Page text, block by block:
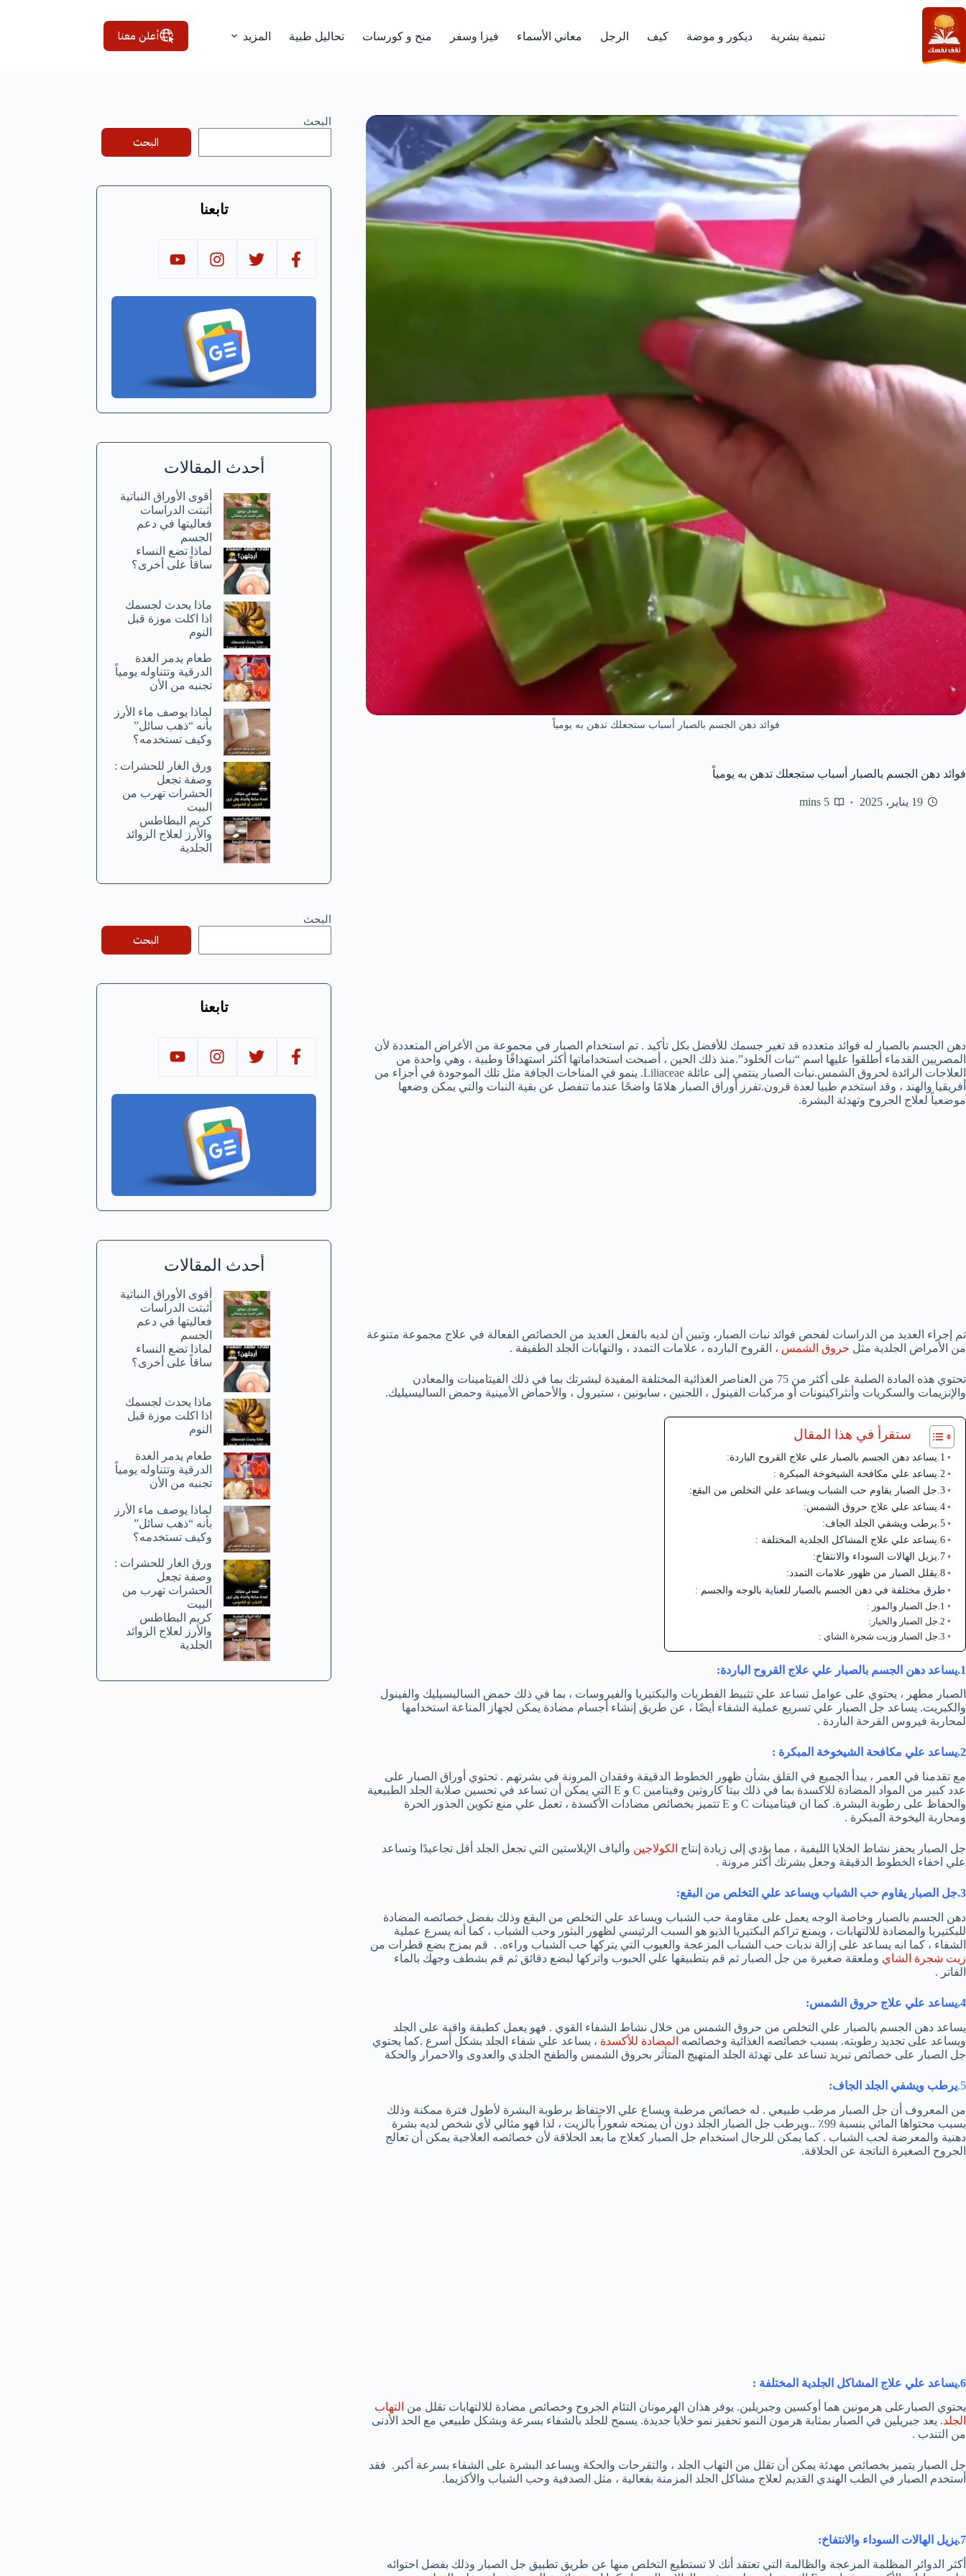
التجاوز
إلى
المحتوى
تنمية بشرية ديكور و موضة كيف الرجل معاني الأسماء فيزا وسفر منح و كورسات تحاليل طبية المزيد أعلن معنا
فوائد دهن الجسم بالصبار أسباب ستجعلك تدهن به يومياً
فوائد دهن الجسم بالصبار أسباب ستجعلك تدهن به يومياً
19 يناير، 2025 5 mins
دهن الجسم بالصبار له فوائد متعدده قد تغير جسمك للأفضل بكل تأكيد . تم استخدام الصبار في مجموعة من الأغراض المتعددة لأن
المصريين القدماء أطلقوا عليها اسم “نبات الخلود”.منذ ذلك الحين ، أصبحت استخداماتها أكثر استهدافًا وطبية ، وهي واحدة من
العلاجات الرائدة لحروق الشمس.نبات الصبار ينتمي إلى عائلة Liliaceae. ينمو في المناخات الجافة مثل تلك الموجودة في أجزاء من
أفريقيا والهند ، وقد استخدم طبيا لعدة قرون.تفرز أوراق الصبار هلامًا واضحًا عندما تنفصل عن بقية النبات والتي يمكن وضعها
موضعياً لعلاج الجروح وتهدئة البشرة.
تم إجراء العديد من الدراسات لفحص فوائد نبات الصبار، وتبين أن لديه بالفعل العديد من الخصائص الفعالة في علاج مجموعة متنوعة
من الأمراض الجلدية مثل حروق الشمس ، القروح البارده ، علامات التمدد ، والتهابات الجلد الطفيفة .
تحتوي هذه المادة الصلبة على أكثر من 75 من العناصر الغذائية المختلفة المفيدة لبشرتك بما في ذلك الفيتامينات والمعادن
والإنزيمات والسكريات وأنثراكينونات أو مركبات الفينول ، اللجنين ، سابونين ، ستيرول ، والأحماض الأمينية وحمض الساليسيليك.
ستقرأ في هذا المقال
1.يساعد دهن الجسم بالصبار علي علاج القروح الباردة:
2.يساعد علي مكافحة الشيخوخة المبكرة :
3.جل الصبار يقاوم حب الشباب ويساعد علي التخلص من البقع:
4.يساعد علي علاج حروق الشمس:
5.يرطب ويشفي الجلد الجاف:
6.يساعد علي علاج المشاكل الجلدية المختلفة :
7.يزيل الهالات السوداء والانتفاخ:
8.يقلل الصبار من ظهور علامات التمدد:
طرق مختلفة في دهن الجسم بالصبار للعناية بالوجه والجسم :
1.جل الصبار والموز :
2.جل الصبار والخيار:
3.جل الصبار وزيت شجرة الشاي :
1.يساعد دهن الجسم بالصبار علي علاج القروح الباردة
:
الصبار مطهر ، يحتوي على عوامل تساعد علي تثبيط الفطريات والبكتيريا والفيروسات ، بما في ذلك حمض الساليسيليك والفينول
والكبريت. يساعد جل الصبار علي تسريع عملية الشفاء أيضًا ، عن طريق إنشاء أجسام مضادة يمكن لجهاز المناعة استخدامها
لمحاربة فيروس القرحة الباردة .
2.يساعد علي مكافحة الشيخوخة المبكرة :
مع تقدمنا ​​في العمر ، يبدأ الجميع في القلق بشأن ظهور الخطوط الدقيقة وفقدان المرونة في بشرتهم . تحتوي أوراق الصبار على
عدد كبير من المواد المضادة للاكسدة بما في ذلك بيتا كاروتين وفيتامين C و E التي يمكن أن تساعد في تحسين صلابة الجلد الطبيعية
والحفاظ على رطوبة البشرة. كما ان فيتامينات C و E تتميز بخصائص مضادات الأكسدة ، تعمل علي منع تكوين الجذور الحرة
ومحاربة اليخوخة المبكرة .
جل الصبار يحفز نشاط الخلايا الليفية ، مما يؤدي إلى زيادة إنتاج الكولاجين وألياف الإيلاستين التي تجعل الجلد أقل تجاعيدًا وتساعد
علي اخفاء الخطوط الدقيقة وجعل بشرتك أكثر مرونة .
3.جل الصبار يقاوم حب الشباب ويساعد علي التخلص من البقع
:
دهن الجسم بالصبار وخاصة الوجه يعمل على مقاومة حب الشباب ويساعد علي التخلص من البقع وذلك بفضل خصائصه المضادة
للبكتيريا والمضادة للالتهابات ، ويمنع تراكم البكتيريا الذيو هو السبب الرئيسي لظهور البثور وحب الشباب ، كما أنه يسرع عملية
الشفاء ، كما انه يساعد على إزالة ندبات حب الشباب المزعجة والعيوب التي يتركها حب الشباب وراءه. . قم بمزج بضع قطرات من
زيت شجرة الشاي وملعقة صغيرة من جل الصبار ثم قم بتطبيقها علي الحبوب واتركها لبضع دقائق ثم قم بشطف وجهك بالماء
الفاتر .
4.يساعد علي علاج
حروق الشمس:
يساعد دهن الجسم بالصبار علي التخلص من حروق الشمس من خلال نشاط الشفاء القوي . فهو يعمل كطبقة واقية على الجلد
ويساعد على تجديد رطوبته. بسبب خصائصه الغذائية وخصائصه المضادة للأكسدة ، يساعد علي شفاء الجلد بشكل أسرع .كما يحتوي
جل الصبار على خصائص تبريد تساعد على تهدئة الجلد المتهيج المتأثر بحروق الشمس والطفح الجلدي والعدوى والاحمرار والحكة
5. يرطب ويشفي الجلد الجاف:
من المعروف أن جل الصبار مرطب طبيعي . له خصائص مرطبة ويساع علي الاحتفاظ برطوبة البشرة لأطول فترة ممكنة وذلك
بسبب محتواها المائي بنسبة 99٪ ..ويرطب جل الصبار الجلد دون أن يمنحه شعوراً بالزيت ، لذا فهو مثالي لأي شخص لديه بشرة
دهنية والمعرضة لحب الشباب . كما يمكن للرجال استخدام جل الصبار كعلاج ما بعد الحلاقة لأن خصائصه العلاجية يمكن أن تعالج
الجروح الصغيرة الناتجة عن الحلاقة.
6.يساعد علي علاج المشاكل الجلدية المختلفة :
يحتوي الصبارعلى هرمونين هما أوكسين وجبريلين. يوفر هذان الهرمونان التئام الجروح وخصائص مضادة للالتهابات تقلل من التهاب
الجلد. يعد جبريلين في الصبار بمثابة هرمون النمو تحفيز نمو خلايا جديدة. يسمح للجلد بالشفاء بسرعة وبشكل طبيعي مع الحد الأدنى
من التندب .
جل الصبار يتميز بخصائص مهدئة يمكن أن تقلل من التهاب الجلد ، والتقرحات والحكة ويساعد البشرة على الشفاء بسرعة أكبر. فقد
أستخدم الصبار في الطب الهندي القديم لعلاج مشاكل الجلد المزمنة بفعالية ، مثل الصدفية وحب الشباب والأكزيما.
7.يزيل الهالات السوداء والانتفاخ
:
أكثر الدوائر المظلمة المزعجة والظالمة التي تعتقد أنك لا تستطيع التخلص منها عن طريق تطبيق جل الصبار وذلك بفضل احتوائه
البحث
البحث
تابعنا
أحدث المقالات
أقوى الأوراق النباتية
أثبتت الدراسات
فعاليتها في دعم
الجسم
لماذا تضع النساء
ساقاً على أخرى؟
ماذا يحدث لجسمك
اذا اكلت موزة قبل
النوم
طعام يدمر الغدة
الدرقية وتتناوله يومياً
تجنبه من الأن
لماذا يوصف ماء الأرز
بأنه “ذهب سائل”
وكيف تستخدمه؟
ورق الغار للحشرات :
وصفة تجعل
الحشرات تهرب من
البيت
كريم البطاطس
والأرز لعلاج الزوائد
الجلدية
البحث
البحث
تابعنا
أحدث المقالات
أقوى الأوراق النباتية
أثبتت الدراسات
فعاليتها في دعم
الجسم
لماذا تضع النساء
ساقاً على أخرى؟
ماذا يحدث لجسمك
اذا اكلت موزة قبل
النوم
طعام يدمر الغدة
الدرقية وتتناوله يومياً
تجنبه من الأن
لماذا يوصف ماء الأرز
بأنه “ذهب سائل”
وكيف تستخدمه؟
ورق الغار للحشرات :
وصفة تجعل
الحشرات تهرب من
البيت
كريم البطاطس
والأرز لعلاج الزوائد
الجلدية